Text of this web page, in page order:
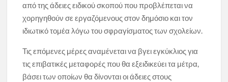
από της άδειες ειδικού σκοπού που προβλέπεται να
χορηγηθούν σε εργαζόμενους στον δημόσιο και τον
ιδιωτικό τομέα λόγω του σφραγίσματος των σχολείων.
Τις επόμενες μέρες αναμένεται να βγει εγκύκλιος για
τις επιβατικές μεταφορές που θα εξειδικεύει τα μέτρα,
βάσει των οποίων θα δίνονται οι άδειες στους